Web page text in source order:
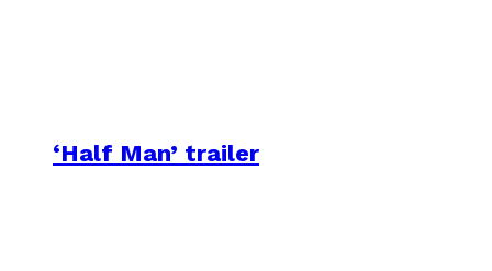
‘Half Man’ trailer